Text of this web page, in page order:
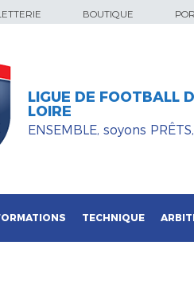
BOUTIQUE
LIGUE DE FOOTBALL
LOIRE
ENSEMBLE, soyons
TECHNIQUE